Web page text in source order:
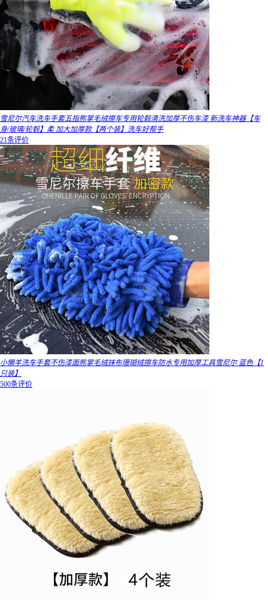
雪尼尔汽车洗车手套五指熊掌毛绒擦车专用轮毂清洗加厚不伤车漆 新洗车神器【车
身/玻璃/轮毂】柔 加大加厚款【两个装】洗车好帮手
21条评价
小懒羊洗车手套不伤漆面熊掌毛绒抹布珊瑚绒擦车防水专用加厚工具雪尼尔 蓝色【1
只装】
500条评价